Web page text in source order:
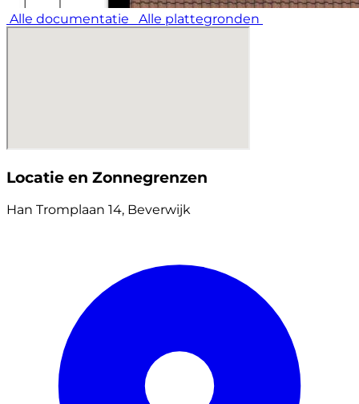
Alle documentatie Alle plattegronden
Locatie en Zonnegrenzen
Han Tromplaan 14, Beverwijk